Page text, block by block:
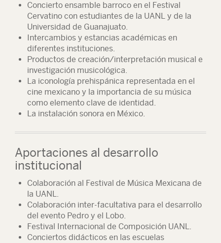
Concierto ensamble barroco en el Festival
Cervatino con estudiantes de la UANL y de la
Universidad de Guanajuato.
Intercambios y estancias académicas en
diferentes instituciones.
Productos de creación/interpretación musical e
investigación musicológica.
La iconología prehispánica representada en el
cine mexicano y la importancia de su música
como elemento clave de identidad.
La instalación sonora en México.
Aportaciones al desarrollo
institucional
Colaboración al Festival de Música Mexicana de
la UANL.
Colaboración inter-facultativa para el desarrollo
del evento Pedro y el Lobo.
Festival Internacional de Composición UANL.
Conciertos didácticos en las escuelas